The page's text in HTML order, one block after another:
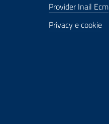
Provider Inail Ecm
Privacy e cookie